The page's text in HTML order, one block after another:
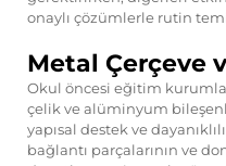
onaylı çözümlerle rutin
Metal Çerçeve
Okul öncesi eğitim
çelik ve alüminyum
yapısal destek ve
bağlantı parçalarının ve